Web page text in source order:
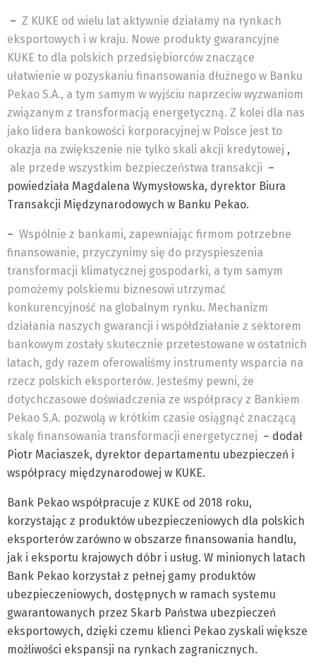
– Z KUKE od wielu lat aktywnie działamy na rynkach
eksportowych i w kraju. Nowe produkty gwarancyjne
KUKE to dla polskich przedsiębiorców znaczące
ułatwienie w pozyskaniu finansowania dłużnego w Banku
Pekao S.A., a tym samym w wyjściu naprzeciw wyzwaniom
związanym z transformacją energetyczną. Z kolei dla nas
jako lidera bankowości korporacyjnej w Polsce jest to
okazja na zwiększenie nie tylko skali akcji kredytowej ,
ale przede wszystkim bezpieczeństwa transakcji –
powiedziała Magdalena Wymysłowska, dyrektor Biura
Transakcji Międzynarodowych w Banku Pekao.
– Wspólnie z bankami, zapewniając firmom potrzebne
finansowanie, przyczynimy się do przyspieszenia
transformacji klimatycznej gospodarki, a tym samym
pomożemy polskiemu biznesowi utrzymać
konkurencyjność na globalnym rynku. Mechanizm
działania naszych gwarancji i współdziałanie z sektorem
bankowym zostały skutecznie przetestowane w ostatnich
latach, gdy razem oferowaliśmy instrumenty wsparcia na
rzecz polskich eksporterów. Jesteśmy pewni, że
dotychczasowe doświadczenia ze współpracy z Bankiem
Pekao S.A. pozwolą w krótkim czasie osiągnąć znaczącą
skalę finansowania transformacji energetycznej – dodał
Piotr Maciaszek, dyrektor departamentu ubezpieczeń i
współpracy międzynarodowej w KUKE.
Bank Pekao współpracuje z KUKE od 2018 roku,
korzystając z produktów ubezpieczeniowych dla polskich
eksporterów zarówno w obszarze finansowania handlu,
jak i eksportu krajowych dóbr i usług. W minionych latach
Bank Pekao korzystał z pełnej gamy produktów
ubezpieczeniowych, dostępnych w ramach systemu
gwarantowanych przez Skarb Państwa ubezpieczeń
eksportowych, dzięki czemu klienci Pekao zyskali większe
możliwości ekspansji na rynkach zagranicznych.